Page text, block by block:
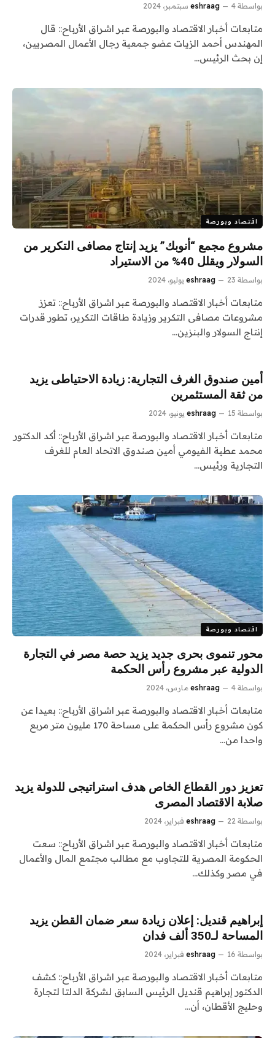
بواسطة eshraag 4 سبتمبر، 2024
متابعات أخبار الاقتصاد والبورصة عبر اشراق الأرباح:: قال
المهندس أحمد الزيات عضو جمعية رجال الأعمال المصريين،
إن بحث الرئيس…
اقتصاد وبورصة
مشروع مجمع “أنوبك” يزيد إنتاج مصافى التكرير من
السولار ويقلل 40% من الاستيراد
بواسطة eshraag 23 يوليو، 2024
متابعات أخبار الاقتصاد والبورصة عبر اشراق الأرباح:: تعزز
مشروعات مصافى التكرير وزيادة طاقات التكرير، تطور قدرات
إنتاج السولار والبنزين…
أمين صندوق الغرف التجارية: زيادة الاحتياطى يزيد
من ثقة المستثمرين
بواسطة eshraag 15 يونيو، 2024
متابعات أخبار الاقتصاد والبورصة عبر اشراق الأرباح:: أكد الدكتور
محمد عطية الفيومي أمين صندوق الاتحاد العام للغرف
التجارية ورئيس…
اقتصاد وبورصة
محور تنموى بحرى جديد يزيد حصة مصر في التجارة
الدولية عبر مشروع رأس الحكمة
بواسطة eshraag 4 مارس، 2024
متابعات أخبار الاقتصاد والبورصة عبر اشراق الأرباح:: بعيدا عن
كون مشروع رأس الحكمة على مساحة 170 مليون متر مربع
واحدا من…
تعزيز دور القطاع الخاص هدف استراتيجى للدولة يزيد
صلابة الاقتصاد المصرى
بواسطة eshraag 22 فبراير، 2024
متابعات أخبار الاقتصاد والبورصة عبر اشراق الأرباح:: سعت
الحكومة المصرية للتجاوب مع مطالب مجتمع المال والأعمال
في مصر وكذلك…
إبراهيم قنديل: إعلان زيادة سعر ضمان القطن يزيد
المساحة لـ350 ألف فدان
بواسطة eshraag 16 فبراير، 2024
متابعات أخبار الاقتصاد والبورصة عبر اشراق الأرباح:: ‏‏كشف
الدكتور ‏إبراهيم قنديل الرئيس السابق لشركة الدلتا لتجارة
وحليج الأقطان، أن…